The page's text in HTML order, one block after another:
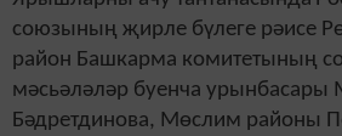
союзының җирле бүлеге рәисе
район Башкарма комитетының
мәсьәләләр буенча урынбасары
Бәдретдинова, Мөслим районы